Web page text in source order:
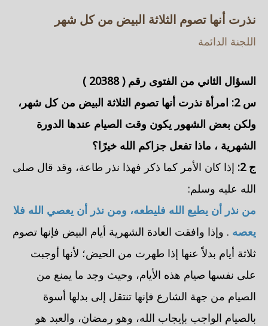
نذرت أنها تصوم الثلاثة البيض من كل شهر
اللجنة الدائمة
السؤال الثاني من الفتوى رقم (20388
)
س 2: امرأة
نذرت أنها تصوم الثلاثة البيض من كل شهر،
ولكن بعض الشهور يكون وقت الصيام عندها الدورة
الشهرية ، ماذا تفعل جزاكم الله خيرًا؟
ج 2:
إذا كان الأمر كما ذكر فهذا نذر طاعة، وقد قال صلى
الله عليه وسلم:
من نذر أن يطيع الله فليطعه، ومن نذر أن يعصي الله فلا
يعصه . وإذا وافقت العادة الشهرية أيام البيض فإنها تصوم
ثلاثة أيام بدلاً عنها إذا طهرت من الحيض؛ لأنها أوجبت
على نفسها صيام هذه الأيام، وحيث وجد ما يمنع من
الصيام من جهة الشارع فإنها تنتقل إلى بدلها أسوة
بالصيام الواجب بإيجاب الله، وهو رمضان، والعبد هو